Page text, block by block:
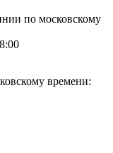
по московскому
времени: